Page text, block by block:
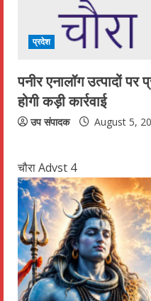
प्रदेश
पनीर एनालॉग उत्पादों
होगी कड़ी कार्रवाई
उप संपादक August 5,
चौरा Advst 4